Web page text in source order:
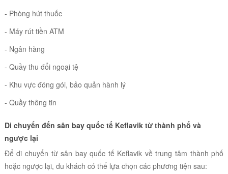
- Phòng hút thuốc
- Máy rút tiền ATM
- Ngân hàng
- Quầy thu đổi ngoại tệ
- Khu vực đóng gói, bảo quản hành lý
- Quầy thông tin
Di chuyển đến sân bay quốc tế Keflavik từ thành phố và
ngược lại
Để di chuyển từ sân bay quốc tế Keflavik về trung tâm thành phố
hoặc ngược lại, du khách có thể lựa chọn các phương tiện sau: